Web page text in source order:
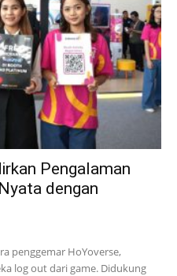
Pengalaman
dengan
penggemar HoYoverse,
log out dari game. Didukung